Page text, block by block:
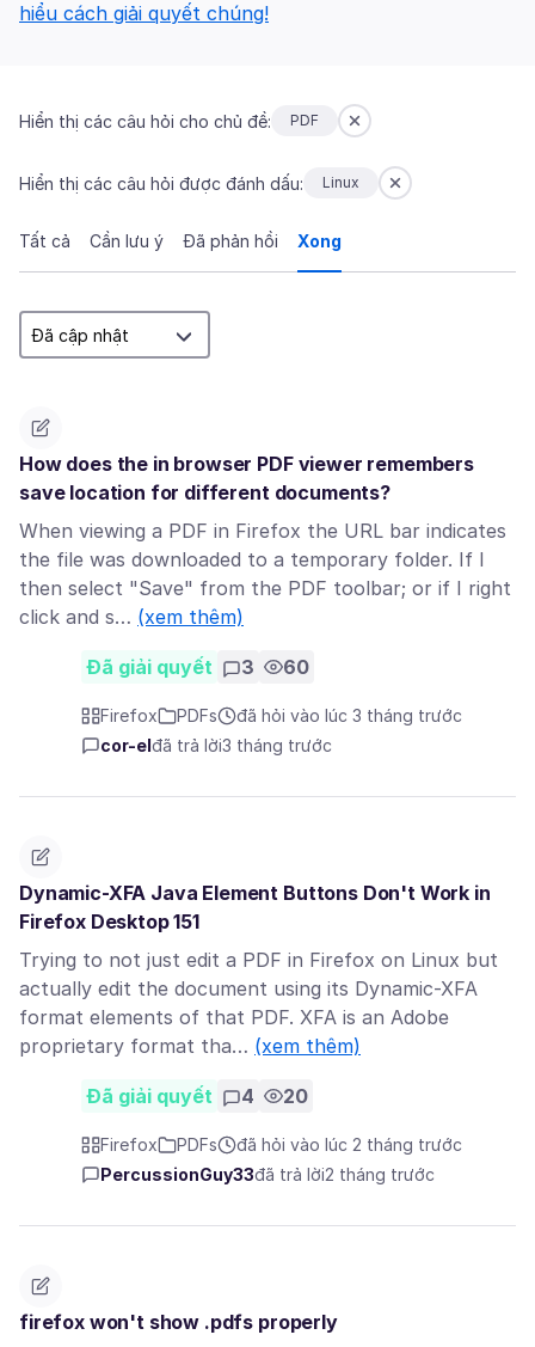
hiểu cách giải quyết chúng!
Hiển thị các câu hỏi cho chủ đề: PDF
Hiển thị các câu hỏi được đánh dấu: Linux
Tất cả Cần lưu ý Đã phản hồi Xong
How does the in browser PDF viewer remembers
save location for different documents?
When viewing a PDF in Firefox the URL bar indicates
the file was downloaded to a temporary folder. If I
then select "Save" from the PDF toolbar; or if I right
click and s… (xem thêm)
Đã giải quyết 3 60
Firefox PDFs
đã hỏi vào lúc 3 tháng trước
cor-el đã trả lời3 tháng trước
Dynamic-XFA Java Element Buttons Don't Work in
Firefox Desktop 151
Trying to not just edit a PDF in Firefox on Linux but
actually edit the document using its Dynamic-XFA
format elements of that PDF. XFA is an Adobe
proprietary format tha… (xem thêm)
Đã giải quyết 4 20
Firefox PDFs
đã hỏi vào lúc 2 tháng trước
PercussionGuy33đã trả lời2 tháng trước
firefox won't show .pdfs properly